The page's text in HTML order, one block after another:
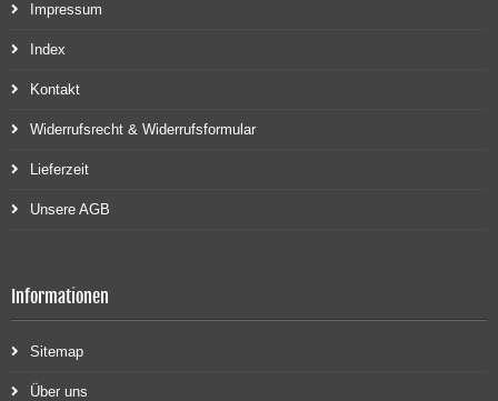
Impressum
Index
Kontakt
Widerrufsrecht & Widerrufsformular
Lieferzeit
Unsere AGB
Informationen
Sitemap
Über uns